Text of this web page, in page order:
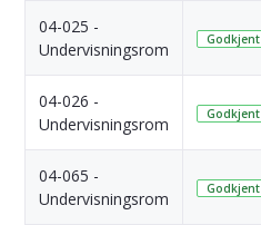
04-025 -
Undervisningsrom
Godkjent
04-026 -
Undervisningsrom
Godkjent
04-065 -
Undervisningsrom
Godkjent